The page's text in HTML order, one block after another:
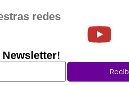
redes
Newsletter!